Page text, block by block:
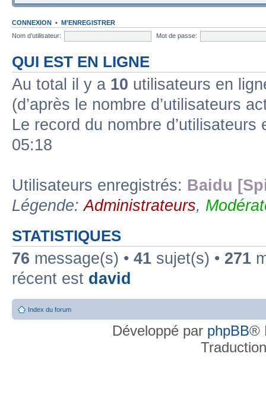
CONNEXION • M’ENREGISTRER
Nom d’utilisateur:
Mot de passe:
QUI EST EN LIGNE
Au total il y a 10 utilisateurs en
(d’après le nombre d’utilisateurs
Le record du nombre
05:18
Utilisateurs enregistrés: Baidu
Légende:Administrateurs,
STATISTIQUES
76 message(s) • 41 sujet(s) • 271
récent est david
Index du forum
Développé par phpBB®